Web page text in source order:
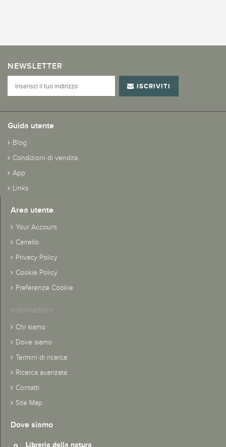
NEWSLETTER
ISCRIVITI
Guida utente
Blog
Condizioni di vendita
App
Links
Area utente
Your Account
Carrello
Privacy Policy
Cookie Policy
Preferenze Cookie
Informazioni
Chi siamo
Dove siamo
Termini di ricerca
Ricerca avanzata
Contatti
Site Map
Dove siamo
Libreria della natura